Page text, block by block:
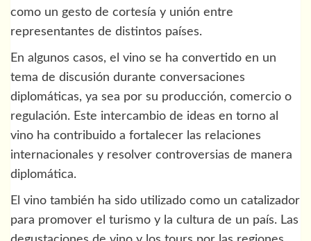
como un gesto de cortesía y unión entre
representantes de distintos países.
En algunos casos, el vino se ha convertido en un
tema de discusión durante conversaciones
diplomáticas, ya sea por su producción, comercio o
regulación. Este intercambio de ideas en torno al
vino ha contribuido a fortalecer las relaciones
internacionales y resolver controversias de manera
diplomática.
El vino también ha sido utilizado como un catalizador
para promover el turismo y la cultura de un país. Las